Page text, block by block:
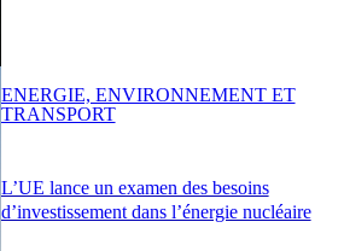
L’UE lance un examen des besoins
d’investissement dans l’énergie nucléaire
ENERGIE, ENVIRONNEMENT ET
TRANSPORT